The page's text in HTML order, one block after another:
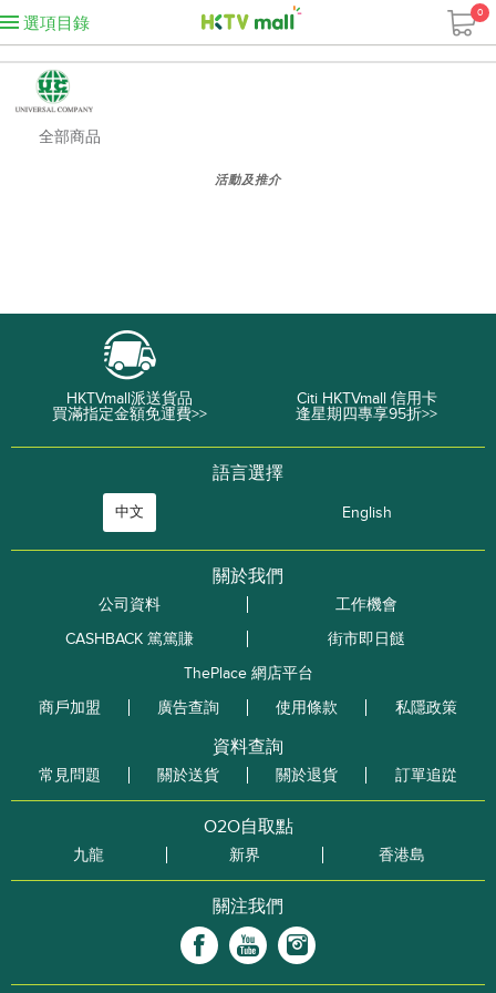
選項目錄
0
全部商品
活動及推介
HKTVmall派送貨品
買滿指定金額免運費>>
Citi HKTVmall 信用卡
逢星期四專享95折>>
語言選擇
中文 English
關於我們
公司資料
工作機會
CASHBACK 篤篤賺
街市即日餸
ThePlace 網店平台
商戶加盟
廣告查詢 使用條款 私隱政策
資料查詢
常見問題 關於送貨 關於退貨 訂單追踨
O2O自取點
九龍 新界 香港島
關注我們